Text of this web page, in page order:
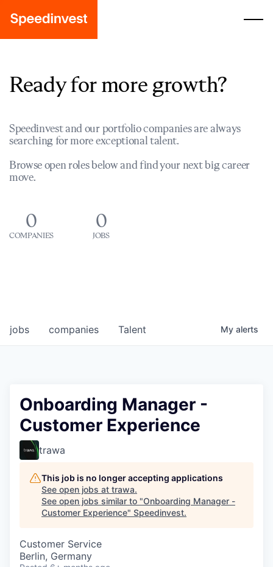
Ready for more growth?
Speedinvest and our portfolio companies are always
searching for more exceptional talent.
Browse open roles below and find your next big career
move.
0
COMPANIES
0
JOBS
jobs companies Talent My alerts
Onboarding Manager -
Customer Experience
trawa
This job is no longer accepting applications
See open jobs at trawa.
See open jobs similar to "Onboarding Manager -
Customer Experience" Speedinvest.
Customer Service
Berlin, Germany